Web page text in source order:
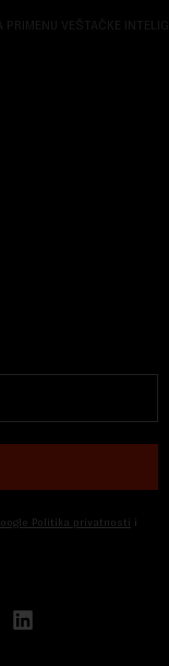
PRIMENU VEŠTAČKE
Politika privatnosti i